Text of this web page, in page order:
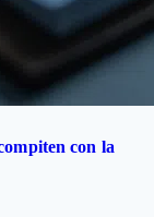
con la